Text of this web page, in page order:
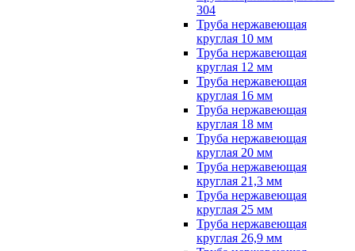
304
Труба нержавеющая
круглая 10 мм
Труба нержавеющая
круглая 12 мм
Труба нержавеющая
круглая 16 мм
Труба нержавеющая
круглая 18 мм
Труба нержавеющая
круглая 20 мм
Труба нержавеющая
круглая 21,3 мм
Труба нержавеющая
круглая 25 мм
Труба нержавеющая
круглая 26,9 мм